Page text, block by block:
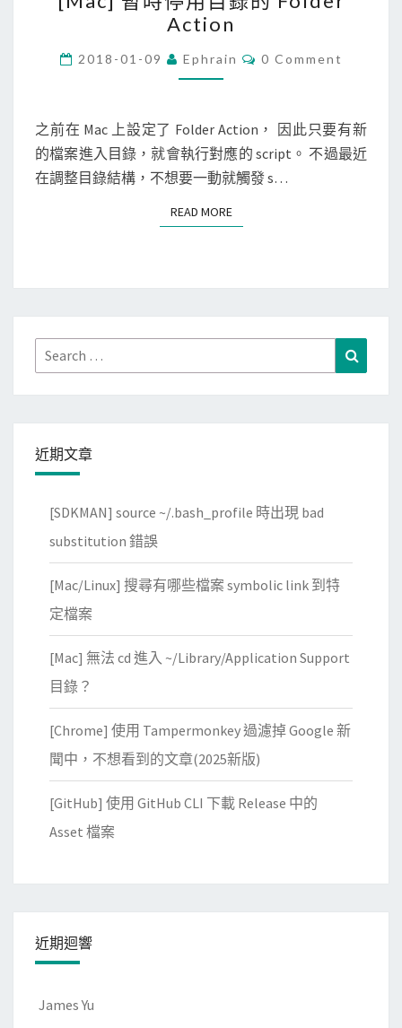
載
案
P
r
e
s
除
錯
功
能
，
g
V
i
r
錯
息
M
a
c
]
時
停
用
錄
l
e
r
A
o
Action
2018-01-09 Ephrain
C
N
S
0 Comment
之前在 Mac 上設定了 Folder Action， 因此只要有新
的檔案進入目錄，就會執行對應的 script。 不過最近
在調整目錄結構，不想要一動就觸發 s…
READ MOREREAD MORE
Search
for:
近期文章
[SDKMAN] source ~/.bash_profile 時出現 bad
substitution 錯誤
[Mac/Linux] 搜尋有哪些檔案 symbolic link 到特
定檔案
[Mac] 無法 cd 進入 ~/Library/Application Support
目錄？
[Chrome] 使用 Tampermonkey 過濾掉 Google 新
聞中，不想看到的文章(2025新版)
[GitHub] 使用 GitHub CLI 下載 Release 中的
Asset 檔案
近期迴響
James Yu